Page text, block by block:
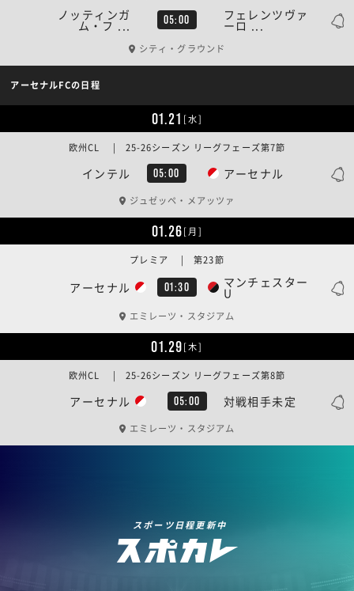
ノッティンガ
ム・フ ... 05:00 フェレンツヴァ
ーロ ...
シティ・グラウンド
アーセナルFCの日程
01.21 [水]
インテル 05:00 アーセナル
欧州CL | 25-26シーズン リーグフェーズ第7節
ジュゼッペ・メアッツァ
01.26[月]
アーセナル 01:30 マンチェスター
U
プレミア | 第23節
エミレーツ・スタジアム
01.29[木]
アーセナル 05:00 対戦相手未定
欧州CL | 25-26シーズン リーグフェーズ第8節
エミレーツ・スタジアム
スポーツ日程更新中